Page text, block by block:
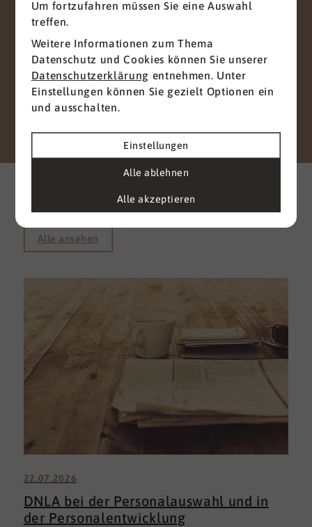
Kontaktformular senden, werden streng
vertraulich behandelt. Wir garantieren, dass Ihre
persönlichen Daten nicht an Dritte
weitergegeben, verkauft oder anderweitig
missbraucht werden.
Vielen Dank für Ihr Vertrauen.
Weitere interessante News
aus der Branche
Alle ansehen
22.07.2026
DNLA bei der Personalauswahl und in
der Personalentwicklung
Um fortzufahren müssen Sie eine Auswahl
treffen.
Weitere Informationen zum Thema
Datenschutz und Cookies können Sie unserer
Datenschutzerklärung entnehmen. Unter
Einstellungen können Sie gezielt Optionen ein
und ausschalten.
Einstellungen
Alle ablehnen
Alle akzeptieren